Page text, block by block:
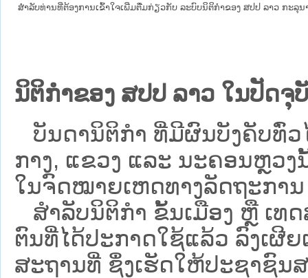
ສໍາລັບທ່ານທີ່ຕ້ອງການເຂົ້າໃຈເພີ່ມຕື່ມກ່ຽວກັບ ລະບົບນິຕິກຳຂອງ ສປປ ລາວ ກະລຸນ
ນິຕິກຳຂອງ ສປປ ລາວ ໃນປັດ
ບັນດານິຕິກໍາ ທີ່ມີຜົນບັງຄັບທົ່
ກາງ, ແຂວງ ແລະ ນະຄອນຫຼວ
ໃນຈົດໝາຍເຫດທາງລັດຖະການ
ສຳລັບນິ​ຕິ​ກຳ ຂັ້ນເມືອງ ຫຼື ເທ
ຕົນທີ່ໄດ້ປະກາດໃຊ້ແລ້ວ ລົງ​ເຜີ
ສະຖານທີ່ ຊຶ່ງເຮັດໃຫ້ປະຊາຊົນສ